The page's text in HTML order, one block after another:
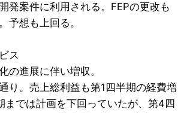
発案件に利用される。FEPの更改も
予想も上回る。
ス
の進展に伴い増収。
り。売上総利益も第1四半期の経費増
までは計画を下回っていたが、第4四